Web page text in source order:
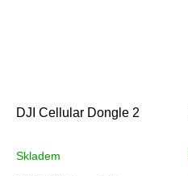
DJI Cellular Dongle 2
Skladem